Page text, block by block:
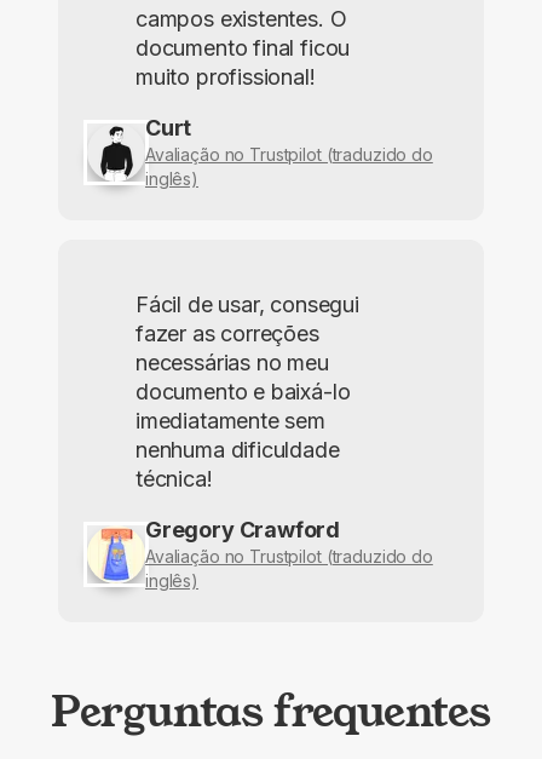
campos existentes. O
documento final ficou
muito profissional!
Curt
Avaliação no Trustpilot (traduzido do
inglês)
Fácil de usar, consegui
fazer as correções
necessárias no meu
documento e baixá-lo
imediatamente sem
nenhuma dificuldade
técnica!
Gregory Crawford
Avaliação no Trustpilot (traduzido do
inglês)
Perguntas frequentes